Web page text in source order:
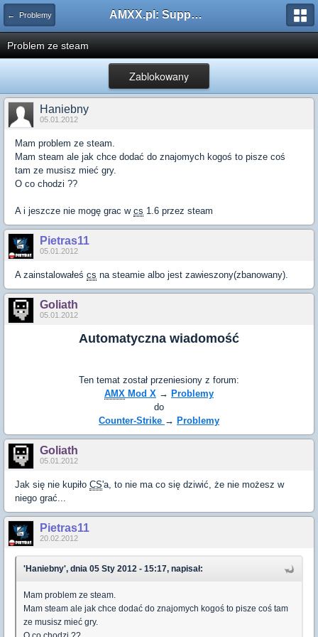
← Problemy AMXX.pl: Support AMX Mod X i SourceMod
Problem ze steam
Zablokowany
Haniebny
05.01.2012
Mam problem ze steam.
Mam steam ale jak chce dodać do znajomych kogoś to pisze coś
tam ze musisz mieć gry.
O co chodzi ??
A i jeszcze nie mogę grac w cs 1.6 przez steam
Pietras11
05.01.2012
A zainstalowałeś cs na steamie albo jest zawieszony(zbanowany).
Goliath
05.01.2012
Automatyczna wiadomość
Ten temat został przeniesiony z forum:
AMX Mod X → Problemy
do
Counter-Strike → Problemy
Goliath
05.01.2012
Jak się nie kupiło CS'a, to nie ma co się dziwić, że nie możesz w
niego grać...
Pietras11
20.02.2012
'Haniebny', dnia 05 Sty 2012 - 15:17, napisał:
Mam problem ze steam.
Mam steam ale jak chce dodać do znajomych kogoś to pisze coś tam
ze musisz mieć gry.